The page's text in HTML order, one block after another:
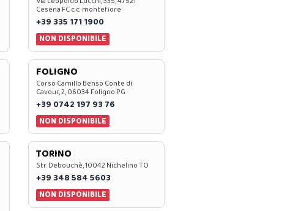
Cesena FC c.c. montefiore
+39 335 171 1900
NON DISPONIBILE
FOLIGNO
Corso Camillo Benso Conte di
Cavour, 2, 06034 Foligno PG
+39 0742 197 93 76
NON DISPONIBILE
TORINO
Str. Debouchè, 10042 Nichelino TO
+39 348 584 5603
NON DISPONIBILE